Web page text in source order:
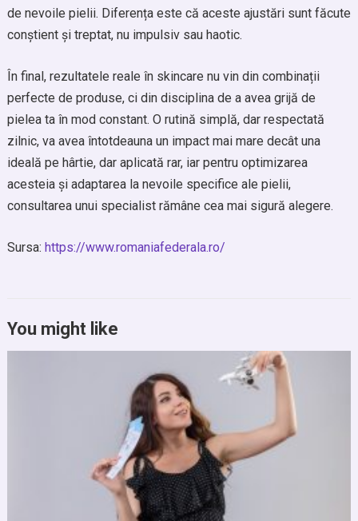
de nevoile pielii. Diferența este că aceste ajustări sunt făcute
conștient și treptat, nu impulsiv sau haotic.
În final, rezultatele reale în skincare nu vin din combinații
perfecte de produse, ci din disciplina de a avea grijă de
pielea ta în mod constant. O rutină simplă, dar respectată
zilnic, va avea întotdeauna un impact mai mare decât una
ideală pe hârtie, dar aplicată rar, iar pentru optimizarea
acesteia și adaptarea la nevoile specifice ale pielii,
consultarea unui specialist rămâne cea mai sigură alegere.
Sursa: https://www.romaniafederala.ro/
You might like